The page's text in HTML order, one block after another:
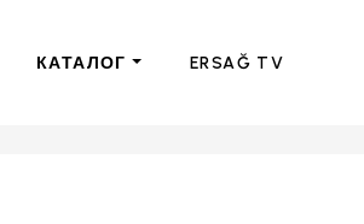
КАТАЛОГ ERSAĞ TV